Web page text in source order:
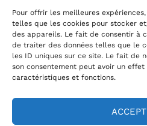
Pour offrir les meilleures
telles que les cookies pour stocker
des appareils. Le fait de consentir à
de traiter des données telles que le
les ID uniques sur ce site. Le fait de
son consentement peut avoir un
caractéristiques et fonctions.
22, Boulevard Pierre
+352 661